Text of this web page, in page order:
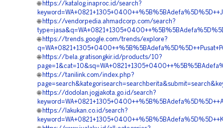
🌐 https://katalog.inaproc.id/search?
🌐 https://vendorpedia.ahmadcorp.com/search?
🌐 https://trends.google.com/trends/explore?
🌐 https://bela.gratisongkir.id/products/10?
🌐 https://tanilink.com/index.php?
🌐 https://dodolan.jogjakota.go.id/search?
🌐 https://lakukan.co.id/search?